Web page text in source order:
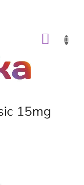
15mg